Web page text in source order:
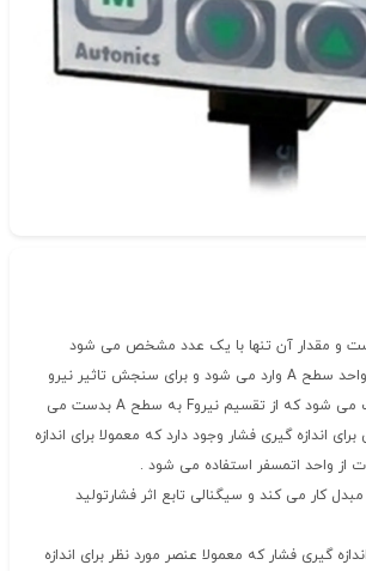
و مقدار آن تنها با یک عدد مشخص می شود
هنگامی که نیرو F به واحد سطح A وارد می شود و برای سنجش تاثیر نیرو
به سطح کمیتی تعریف می شود که از تقسیم نیروF به سطح A بدست می
اندازه گیری فشار وجود دارد که معمولا برای اندازه
از واحد اتمسفر استفاده می شود .
کار می کند و سیگنالی تابع اثر فشارتولید
گیری فشار که معمولا عنصر مورد نظر برای اندازه